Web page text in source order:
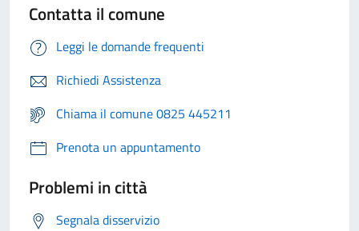
Contatta il comune
Leggi le domande frequenti
Richiedi Assistenza
Chiama il comune 0825 445211
Prenota un appuntamento
Problemi in città
Segnala disservizio